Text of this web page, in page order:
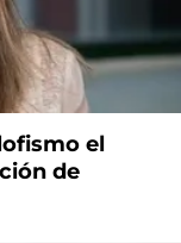
el
de